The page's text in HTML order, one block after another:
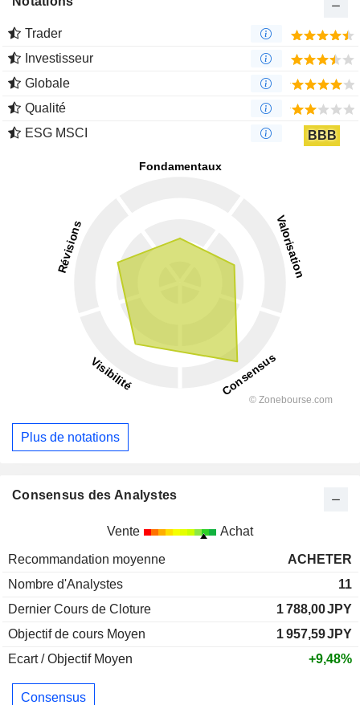
Trader
Investisseur
Globale
Qualité
ESG MSCI
BBB
Plus de notations
Consensus des Analystes
Vente Achat
Recommandation moyenne
ACHETER
Nombre d'Analystes
11
Dernier Cours de Cloture
1 788,00JPY
Objectif de cours Moyen
1 957,59JPY
Ecart / Objectif Moyen
+9,48%
Consensus